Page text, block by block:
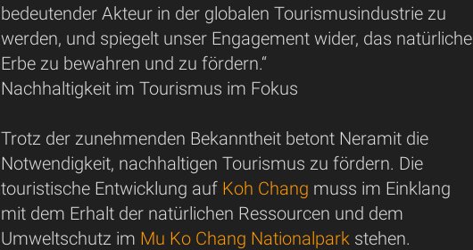
bedeutender Akteur in der globalen Tourismusindustrie zu
werden, und spiegelt unser Engagement wider, das natürliche
Erbe zu bewahren und zu fördern.“
Nachhaltigkeit im Tourismus im Fokus
Trotz der zunehmenden Bekanntheit betont Neramit die
Notwendigkeit, nachhaltigen Tourismus zu fördern. Die
touristische Entwicklung auf Koh Chang muss im Einklang
mit dem Erhalt der natürlichen Ressourcen und dem
Umweltschutz im Mu Ko Chang Nationalpark stehen.